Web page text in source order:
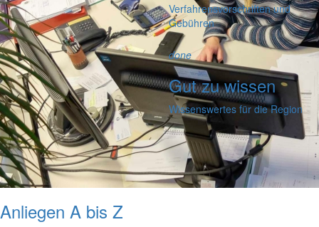
Anliegen A bis Z
Verfahrensvorschriften und
Gebühren
done
Gut zu wissen
Wissenswertes für die Region